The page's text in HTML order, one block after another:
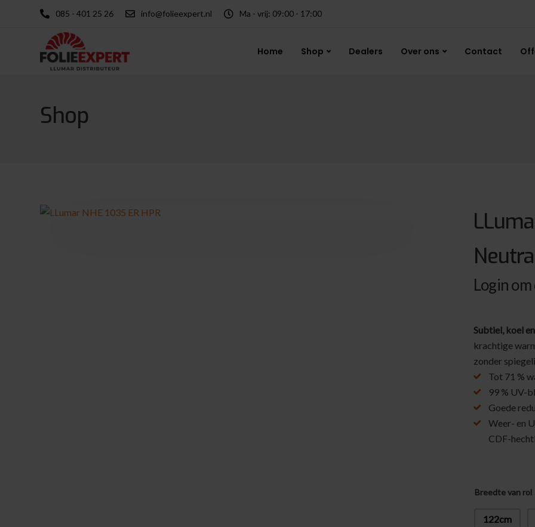
085 - 401 25 26 info@folieexpert.nl Ma - vrij: 09:00 - 17:00
Home Shop Dealers Over ons Contact
Shop
Login
Subtiel, koel
krachtige
zonder
Tot 71 %
99 % UV-
Goede
Weer- en
CDF-
Breedte van rol
122cm